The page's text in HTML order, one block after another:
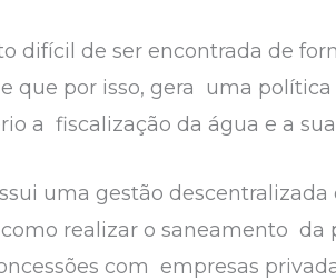
difícil de ser encontrada de
que por isso, gera uma
a fiscalização da água e a
uma gestão
realizar o saneamento da
com empresas